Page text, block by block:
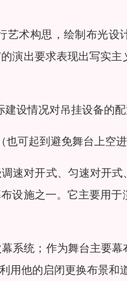
术构思，绘制布光设
演出要求表现出写实
设情况对吊挂设备的配
可起到避免舞台上空
速对开式、匀速对开
设施之一。它主要用
系统；作为舞台主要
他的启闭更换布景和道